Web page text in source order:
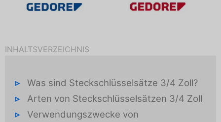
INHALTSVERZEICHNIS
Was sind Steckschlüsselsätze 3/4 Zoll?
Arten von Steckschlüsselsätzen 3/4 Zoll
Verwendungszwecke von